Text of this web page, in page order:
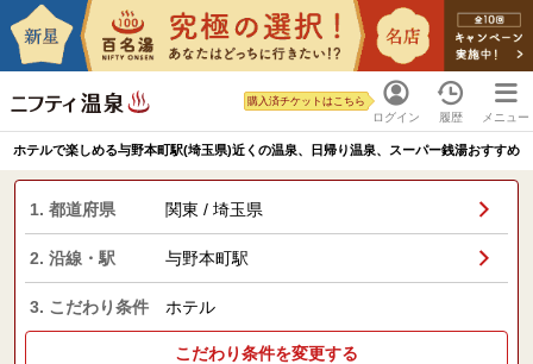
ログイン
購入済チケットはこちら
履歴 メニュー
ホテルで楽しめる与野本町駅(埼玉県)近くの温泉、日帰り温泉、スーパー銭湯おすすめ
1. 都道府県 関東 / 埼玉県
2. 沿線・駅 与野本町駅
3. こだわり条件 ホテル
こだわり条件を変更する